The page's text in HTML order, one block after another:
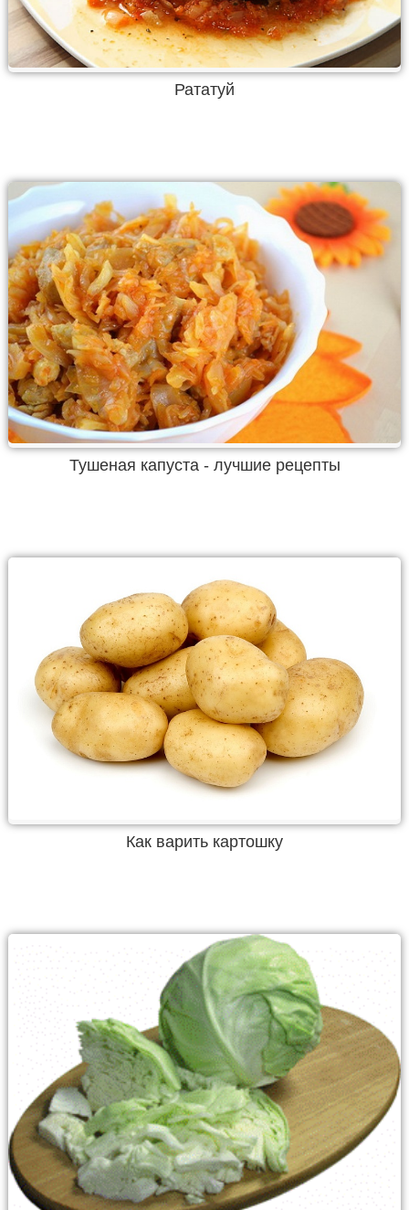
Рататуй
Тушеная капуста - лучшие рецепты
Как варить картошку